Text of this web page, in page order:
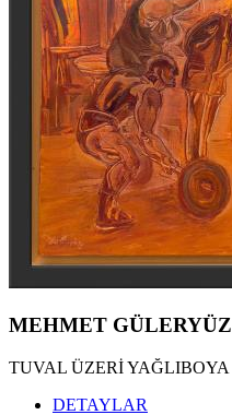
MEHMET GÜLERYÜZ
TUVAL ÜZERİ YAĞLIBOYA
DETAYLAR